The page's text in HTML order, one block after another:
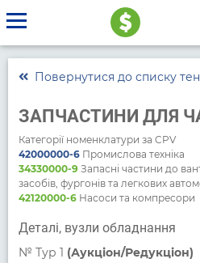
Повернутися до списку
ЗАПЧАСТИНИ ДЛЯ
Категорії номенклатури за CPV
42000000-6Промислова техніка
34330000-9Запасні частини до
засобів, фургонів та легкових
42120000-6Насоси та компресори
Деталі, вузли обладнання
№ Тур 1 (Аукціон/Редукціон)